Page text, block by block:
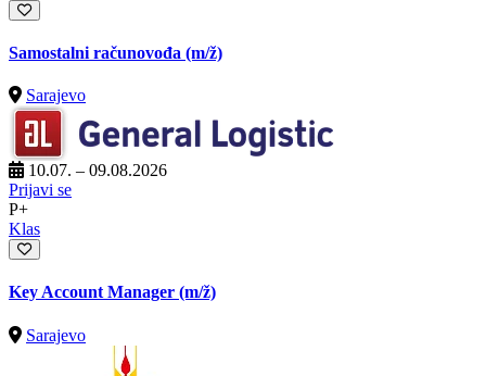
Samostalni računovođa (m/ž)
Sarajevo
10.07. – 09.08.2026
Prijavi se
P+
Klas
Key Account Manager (m/ž)
Sarajevo